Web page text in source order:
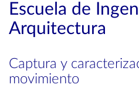
Escuela de
Arquitectura
Captura y
movimiento